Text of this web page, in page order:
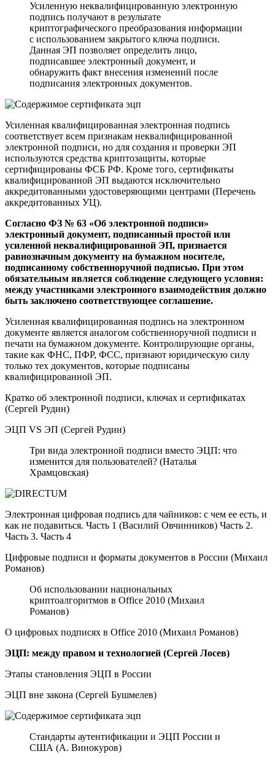
Усиленную неквалифицированную электронную
подпись получают в результате
криптографического преобразования информации
с использованием закрытого ключа подписи.
Данная ЭП позволяет определить лицо,
подписавшее электронный документ, и
обнаружить факт внесения изменений после
подписания электронных документов.
Усиленная квалифицированная электронная подпись
соответствует всем признакам неквалифицированной
электронной подписи, но для создания и проверки ЭП
используются средства криптозащиты, которые
сертифицированы ФСБ РФ. Кроме того, сертификаты
квалифицированной ЭП выдаются исключительно
аккредитованными удостоверяющими центрами (Перечень
аккредитованных УЦ).
Согласно ФЗ № 63 «Об электронной подписи»
электронный документ, подписанный простой или
усиленной неквалифицированной ЭП, признается
равнозначным документу на бумажном носителе,
подписанному собственноручной подписью. При этом
обязательным является соблюдение следующего условия:
между участниками электронного взаимодействия должно
быть заключено соответствующее соглашение.
Усиленная квалифицированная подпись на электронном
документе является аналогом собственноручной подписи и
печати на бумажном документе. Контролирующие органы,
такие как ФНС, ПФР, ФСС, признают юридическую силу
только тех документов, которые подписаны
квалифицированной ЭП.
Кратко об электронной подписи, ключах и сертификатах
(Сергей Рудин)
ЭЦП VS ЭП (Сергей Рудин)
Три вида электронной подписи вместо ЭЦП: что
изменится для пользователей? (Наталья
Храмцовская)
Электронная цифровая подпись для чайников: с чем ее есть, и
как не подавиться. Часть 1 (Василий Овчинников) Часть 2.
Часть 3. Часть 4
Цифровые подписи и форматы документов в России (Михаил
Романов)
Об использовании национальных
криптоалгоритмов в Office 2010 (Михаил
Романов)
О цифровых подписях в Office 2010 (Михаил Романов)
ЭЦП: между правом и технологией (Сергей Лосев)
Этапы становления ЭЦП в России
ЭЦП вне закона (Сергей Бушмелев)
Стандарты аутентификации и ЭЦП России и
США (А. Винокуров)